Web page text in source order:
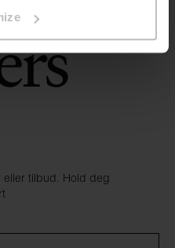
tilbud. Hold deg